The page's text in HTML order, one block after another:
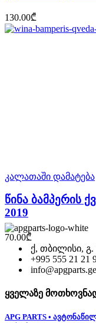
130.00₾
კალათაში დამატება
წინა ბამპერის
2019
70.00₾
ქ, თბილისი,
+995 555 21 21
info@apgparts.ge
ყველაზე
APG PARTS •